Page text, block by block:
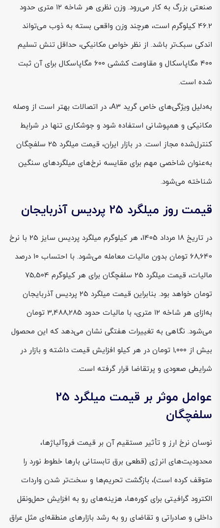
صنعتی بزرگ به کار می‌رود. وزن نظری هر شاخه ۱۲ متری حدود
46.2 کیلوگرم است، هرچند وزن واقعی بسته به ذوب می‌تواند
اندکی سبک‌تر باشد. از نظر خواص مکانیکی، حداقل تنش تسلیم
۴۰۰ مگاپاسکال و مقاومت کششی ۶۰۰ مگاپاسکال برای آن ثبت
شده است.
به‌دلیل ویژگی‌های خاص گرید A3، در اتصالات بهتر است از وصله
مکانیکی و همپوشانی استفاده شود و جوشکاری تنها در شرایط
کنترل‌شده مجاز است. در بازار ایران، قیمت میلگرد 25 سلفچگان
به‌عنوان شاخصی مهم برای مقایسه نرخ‌های میلگردهای سنگین
شناخته می‌شود.
قیمت روز میلگرد 25 پردیس آذربایجان
در تاریخ 18 مرداد 1405، هر کیلوگرم میلگرد پردیس سایز 25 با نرخ
68,640 تومان بدون مالیات معامله می‌شود. با احتساب ۱۰ درصد
مالیات، قیمت میلگرد 25 سلفچگان برای هر کیلوگرم 75,504
تومان خواهد بود. بنابراین قیمت میلگرد 25 پردیس آذربایجان
به‌ازای هر شاخه ۱۲ متری، با مالیات حدود 3,488,285 تومان
می‌شود. نگاهی به تغییرات هفتگی نشان می‌دهد که این محصول
بیش از ۱,۰۰۰ تومان در هر کیلو افزایش قیمت داشته و بازار در
شرایطی صعودی و پرتقاضا قرار گرفته است.
عوامل موثر بر قیمت میلگرد 25
سلفچگان
نوسان نرخ ارز و تأثیر مستقیم آن بر قیمت فروآلیاژها،
محدودیت‌های انرژی (قطعی برق تابستانی بارها خطوط نورد را
متوقف کرده است)، بازگشت تحریم‌ها و سخت‌تر شدن واردات
الکترود گرافیتی برای کوره‌ها، هزینه‌های رو به افزایش حمل‌ونقل
داخلی و صادراتی و تقاضای رو به رشد بازارهای منطقه‌ای مثل عراق